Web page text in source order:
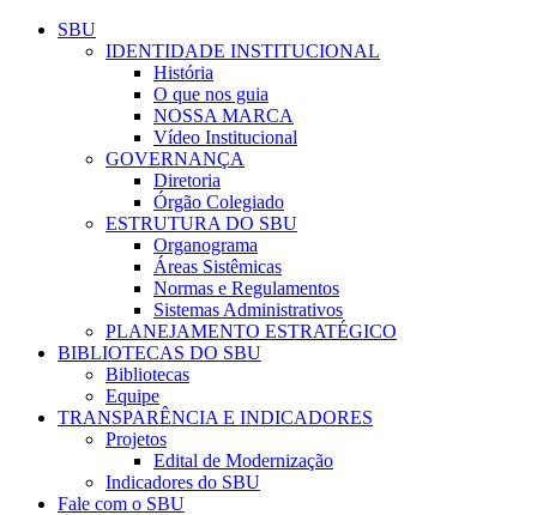
Conteúdo principal
SBU
IDENTIDADE INSTITUCIONAL
História
O que nos guia
NOSSA MARCA
Vídeo Institucional
GOVERNANÇA
Diretoria
Órgão Colegiado
ESTRUTURA DO SBU
Organograma
Áreas Sistêmicas
Normas e Regulamentos
Sistemas Administrativos
PLANEJAMENTO ESTRATÉGICO
BIBLIOTECAS DO SBU
Bibliotecas
Equipe
TRANSPARÊNCIA E INDICADORES
Projetos
Edital de Modernização
Indicadores do SBU
Fale com o SBU